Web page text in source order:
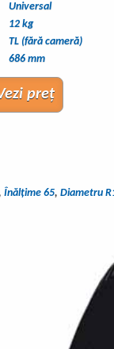
Universal
12 kg
TL (fără cameră)
686 mm
preț
Înălţime 65, Diametru